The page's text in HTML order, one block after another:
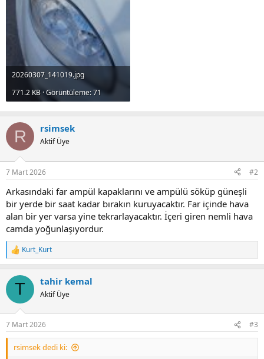
20260307_141019.jpg
771.2 KB · Görüntüleme: 71
R rsimsek
Aktif Üye
7 Mart 2026 #2
Arkasındaki far ampül kapaklarını ve ampülü söküp güneşli
bir yerde bir saat kadar bırakın kuruyacaktır. Far içinde hava
alan bir yer varsa yine tekrarlayacaktır. İçeri giren nemli hava
camda yoğunlaşıyordur.
R
e
c
i
s
:
Kurt_Kurt
T tahir kemal
Aktif Üye
7 Mart 2026 #3
rsimsek dedi ki: